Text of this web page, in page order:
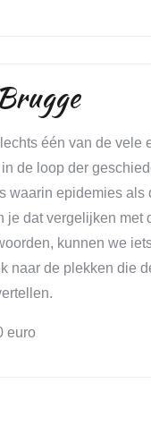
één van de vele
de loop der
waarin epidemies als
je dat vergelijken met
kunnen we
naar de plekken die
euro